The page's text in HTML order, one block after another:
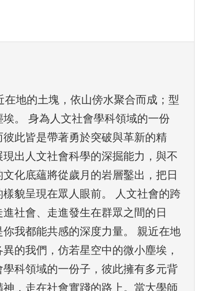
地的土塊，依山傍水聚合而成；型
。 身為人文社會學科領域的一份
此皆是帶著勇於突破與革新的精
出人文社會科學的深掘能力，與不
化底蘊將從歲月的岩層鑿出，把日
貌呈現在眾人眼前。 人文社會的跨
社會、走進發生在群眾之間的日
我都能共感的深度力量。 親近在地
的我們，仿若星空中的微小塵埃，
科領域的一份子，彼此擁有多元背
，走在社會實踐的路上。當大學師